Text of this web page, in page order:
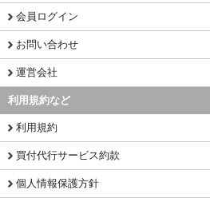
会員ログイン
お問い合わせ
運営会社
利用規約など
利用規約
買付代行サービス約款
個人情報保護方針